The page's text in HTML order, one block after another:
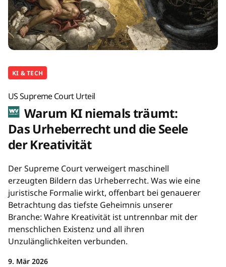
KI & TECH
US Supreme Court Urteil
Warum KI niemals träumt:
Das Urheberrecht und die Seele
der Kreativität
Der Supreme Court verweigert maschinell
erzeugten Bildern das Urheberrecht. Was wie eine
juristische Formalie wirkt, offenbart bei genauerer
Betrachtung das tiefste Geheimnis unserer
Branche: Wahre Kreativität ist untrennbar mit der
menschlichen Existenz und all ihren
Unzulänglichkeiten verbunden.
9. Mär 2026